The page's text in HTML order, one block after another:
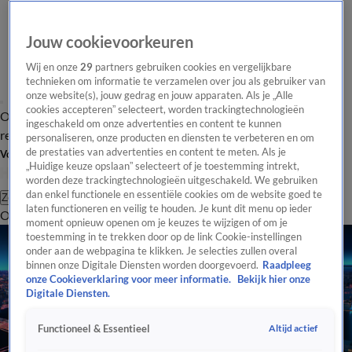
Overzicht Laatste nieuws Regionieuws Het beste van Hart
Tip de
redactie
Volg Hart van Nederland
Zoeken
OverzichtRegioUitzendingenWeerTip de redactiePanelVideo's
Jouw cookievoorkeuren
Wij en onze29 partners gebruiken cookies en vergelijkbare
technieken om informatie te verzamelen over jou als gebruiker van
onze website(s), jouw gedrag en jouw apparaten. Als je „Alle
cookies accepteren” selecteert, worden trackingtechnologieën
ingeschakeld om onze advertenties en content te kunnen
personaliseren, onze producten en diensten te verbeteren en om
de prestaties van advertenties en content te meten. Als je
„Huidige keuze opslaan” selecteert of je toestemming intrekt,
worden deze trackingtechnologieën uitgeschakeld. We gebruiken
dan enkel functionele en essentiële cookies om de website goed te
laten functioneren en veilig te houden. Je kunt dit menu op ieder
moment opnieuw openen om je keuzes te wijzigen of om je
toestemming in te trekken door op de link Cookie-instellingen
onder aan de webpagina te klikken. Je selecties zullen overal
binnen onze Digitale Diensten worden doorgevoerd. Raadpleeg
onze Cookieverklaring voor meer informatie.
Bekijk hier onze
Digitale Diensten.
Functioneel & Essentieel Altijd actief